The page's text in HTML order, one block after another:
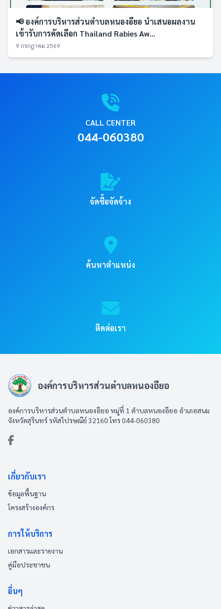
📢 องค์การบริหารส่วนตำบลหนองอียอ นำเสนอผลงาน
เข้ารับการคัดเลือก Thailand Rabies Aw...
9 กรกฎาคม 2569
CALL CENTER
044-060380
จัดซื้อจัดจ้าง
ค้นหาตำแหน่ง
ติดต่อเรา
องค์การบริหารส่วนตำบลหนองอียอ
องค์การบริหารส่วนตำบลหนองอียอ หมู่ที่ 1 ตำบลหนองอียอ อำเภอสนม
จังหวัดสุรินทร์ รหัสไปรษณีย์ 32160 โทร 044-060380
เกี่ยวกับเรา
ข้อมูลพื้นฐาน
โครงสร้างองค์กร
การให้บริการ
เอกสารและรายงาน
คู่มือประชาชน
อื่นๆ